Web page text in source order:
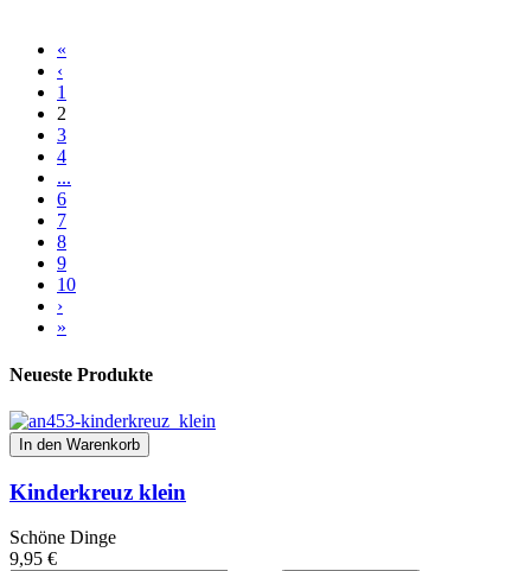
«
‹
1
2
3
4
...
6
7
8
9
10
›
»
Neueste Produkte
In den Warenkorb
Kinderkreuz klein
Schöne Dinge
9,95 €